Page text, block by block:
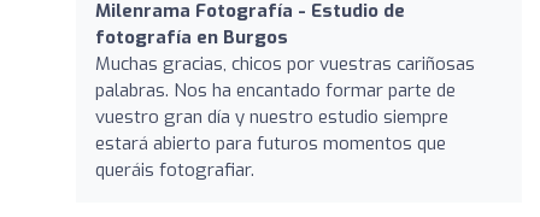
Milenrama Fotografía - Estudio de
fotografía en Burgos
Muchas gracias, chicos por vuestras cariñosas
palabras. Nos ha encantado formar parte de
vuestro gran día y nuestro estudio siempre
estará abierto para futuros momentos que
queráis fotografiar.